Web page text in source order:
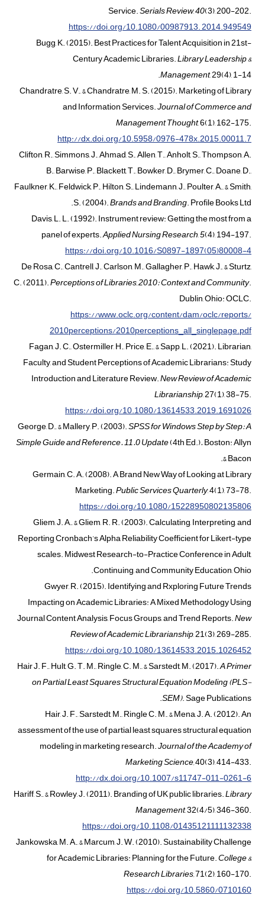
Service.Serials Review,40(3), 200-202.
https://doi.org/10.1080/00987913. 2014.949549
Bugg, K. (2015). Best Practices for Talent Acquisition in 21st-
Century Academic Libraries.Library Leadership &
Management, 29(4), 1-14.
Chandratre, S. V., & Chandratre, M. S. (2015). Marketing of Library
and Information Services.Journal of Commerce and
Management Thought, 6(1), 162-175.
http://dx.doi.org/10.5958/0976-478x.‌2015.‌00011.7
Clifton, R., Simmons, J., Ahmad, S., Allen, T., Anholt, S., Thompson, A.
B., Barwise, P., Blackett, T., Bowker, D., Brymer, C., Doane, D.,
Faulkner, K., Feldwick, P., Hilton, S., Lindemann, J., Poulter, A., & Smith,
S. (2004).Brands and Branding. Profile Books Ltd.
Davis, L. L. (1992). Instrument review: Getting the most from a
panel of experts.Applied Nursing Research,5(4), 194-197.
https://doi.org/‌10.1016/S0897-1897(05)80008-4
De Rosa, C., Cantrell, J., Carlson, M., Gallagher, P., Hawk, J., & Sturtz,
C. (2011).Perceptions of Libraries, 2010: Context and Community.
Dublin, Ohio: OCLC.
https://www.oclc.org/content/dam/oclc/reports/‌
2010perceptions/2010perceptions_all_singlepage.pdf
Fagan, J. C., Ostermiller, H., Price, E., & Sapp, L. (2021). Librarian,
Faculty, and Student Perceptions of Academic Librarians: Study
Introduction and Literature Review.New Review of Academic
Librarianship, 27(1), 38-75.
https://doi.org/10.1080/13614533.2019.1691026
George, D., & Mallery, P. (2003).SPSS for Windows Step by Step: A
Simple Guide and Reference. 11.0 Update(4th Ed.).Boston: Allyn
& Bacon.
Germain, C. A. (2008). A Brand New Way of Looking at Library
Marketing.Public Services Quarterly, 4(1), 73-78.
https://doi.org/10.1080/15228950802135806
Gliem, J. A., & Gliem, R. R. (2003). Calculating, Interpreting, and
Reporting Cronbach’s Alpha Reliability Coefficient for Likert-type
scales. Midwest Research-to-Practice Conference in Adult,
Continuing, and Community Education, Ohio.
Gwyer, R. (2015). Identifying and Rxploring Future Trends
Impacting on Academic Libraries: A Mixed Methodology Using
Journal Content Analysis, Focus Groups, and Trend Reports.New
Review of Academic Librarianship, 21(3), 269-285.
https://doi.org/10.1080/13614533.2015.1026452
Hair J. F., Hult, G. T. M., Ringle, C. M., & Sarstedt, M. (2017).A Primer
on Partial Least Squares Structural Equation Modeling(PLS-
SEM). Sage Publications.
Hair, J. F., Sarstedt, M., Ringle C. M., & Mena, J. A. (2012). An
assessment of the use of partial least squares structural equation
modeling in marketing research.Journal of the Academy of
Marketing Science,40(3), 414-433.
http://dx.doi.org/10.1007/s11747-011-0261-6
Hariff, S., & Rowley, J. (2011). Branding of UK public libraries.Library
Management, 32(4/5), 346-360.
https://doi.org/10.1108/01435121111132338
Jankowska, M. A., & Marcum, J. W. (2010). Sustainability Challenge
for Academic Libraries: Planning for the Future.College &
Research Libraries,71(2), 160-170.
https://doi.org/10.5860/0710160